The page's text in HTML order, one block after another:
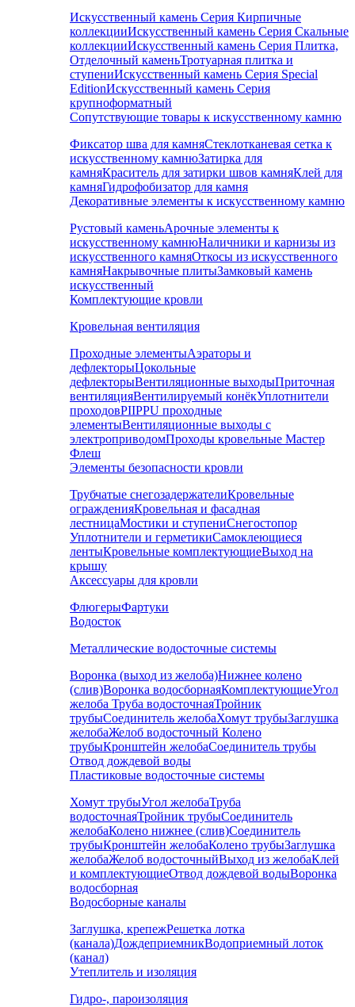
Искусственный камень Серия Кирпичные
коллекцииИскусственный камень Серия Скальные
коллекцииИскусственный камень Серия Плитка,
Отделочный каменьТротуарная плитка и
ступениИскусственный камень Серия Special
EditionИскусственный камень Серия
крупноформатный
Сопутствующие товары к искусственному камню
Фиксатор шва для камняСтеклотканевая сетка к
искусственному камнюЗатирка для
камняКраситель для затирки швов камняКлей для
камняГидрофобизатор для камня
Декоративные элементы к искусственному камню
Рустовый каменьАрочные элементы к
искусственному камнюНаличники и карнизы из
искусственного камняОткосы из искусственного
камняНакрывочные плитыЗамковый камень
искусственный
Комплектующие кровли
Кровельная вентиляция
Проходные элементыАэраторы и
дефлекторыЦокольные
дефлекторыВентиляционные выходыПриточная
вентиляцияВентилируемый конёкУплотнители
проходовPIIPPU проходные
элементыВентиляционные выходы с
электроприводомПроходы кровельные Мастер
Флеш
Элементы безопасности кровли
Трубчатые снегозадержателиКровельные
огражденияКровельная и фасадная
лестницаМостики и ступениСнегостопор
Уплотнители и герметикиСамоклеющиеся
лентыКровельные комплектующиеВыход на
крышу
Аксессуары для кровли
ФлюгерыФартуки
Водосток
Металлические водосточные системы
Воронка (выход из желоба)Нижнее колено
(слив)Воронка водосборнаяКомплектующиеУгол
желоба Труба водосточнаяТройник
трубыСоединитель желобаХомут трубыЗаглушка
желобаЖелоб водосточный Колено
трубыКронштейн желобаСоединитель трубы
Отвод дождевой воды
Пластиковые водосточные системы
Хомут трубыУгол желобаТруба
водосточнаяТройник трубыСоединитель
желобаКолено нижнее (слив)Соединитель
трубыКронштейн желобаКолено трубыЗаглушка
желобаЖелоб водосточныйВыход из желобаКлей
и комплектующиеОтвод дождевой водыВоронка
водосборная
Водосборные каналы
Заглушка, крепежРешетка лотка
(канала)ДождеприемникВодоприемный лоток
(канал)
Утеплитель и изоляция
Гидро-, пароизоляция